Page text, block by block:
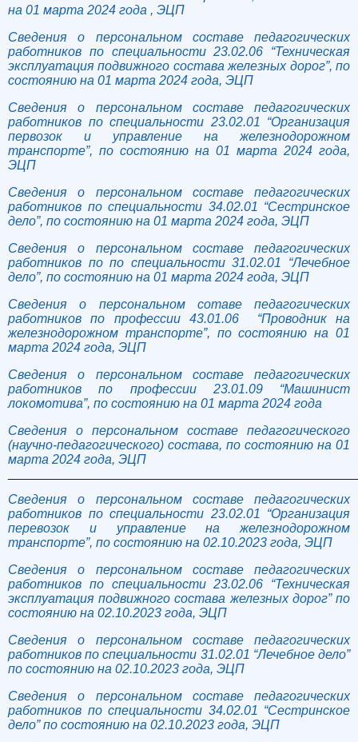
на 01 марта 2024 года , ЭЦП
Сведения о персональном составе педагогических
работников по специальности 23.02.06 “Техническая
эксплуатация подвижного состава железных дорог”, по
состоянию на 01 марта 2024 года, ЭЦП
Сведения о персональном составе педагогических
работников по специальности 23.02.01 “Организация
первозок и управление на железнодорожном
транспорте”, по состоянию на 01 марта 2024 года,
ЭЦП
Сведения о персональном составе педагогических
работников по специальности 34.02.01 “Сестринское
дело”, по состоянию на 01 марта 2024 года, ЭЦП
Сведения о персональном составе педагогических
работников по по специальности 31.02.01 “Лечебное
дело”, по состоянию на 01 марта 2024 года, ЭЦП
Сведения о персональном сотаве педагогических
работников по профессии 43.01.06 “Проводник на
железнодорожном транспорте”, по состоянию на 01
марта 2024 года, ЭЦП
Сведения о персональном составе педагогических
работников по профессии 23.01.09 “Машинист
локомотива”, по состоянию на 01 марта 2024 года
Сведения о персональном составе педагогического
(научно-педагогического) состава, по состоянию на 01
марта 2024 года, ЭЦП
Сведения о персональном составе педагогических
работников по специальности 23.02.01 “Организация
перевозок и управление на железнодорожном
транспорте”, по состоянию на 02.10.2023 года, ЭЦП
Сведения о персональном составе педагогических
работников по специальности 23.02.06 “Техническая
эксплуатация подвижного состава железных дорог” по
состоянию на 02.10.2023 года, ЭЦП
Сведения о персональном составе педагогических
работников по специальности 31.02.01 “Лечебное дело”
по состоянию на 02.10.2023 года, ЭЦП
Сведения о персональном составе педагогических
работников по специальности 34.02.01 “Сестринское
дело” по состоянию на 02.10.2023 года, ЭЦП